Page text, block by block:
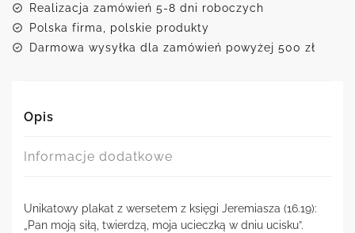
w
dniu
Realizacja zamówień 5-8 dni roboczych
Polska firma, polskie produkty
Darmowa wysyłka dla zamówień powyżej 500 zł
Opis
Informacje dodatkowe
Unikatowy plakat z wersetem z księgi Jeremiasza (16.19):
„Pan moją siłą, twierdzą, moja ucieczką w dniu ucisku”.